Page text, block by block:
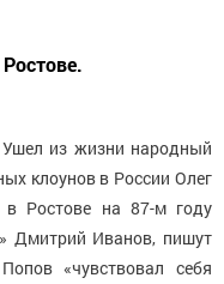
Ушел из жизни народный
клоунов в России Олег
в Ростове на 87-м году
Дмитрий Иванов, пишут
«чувствовал себя